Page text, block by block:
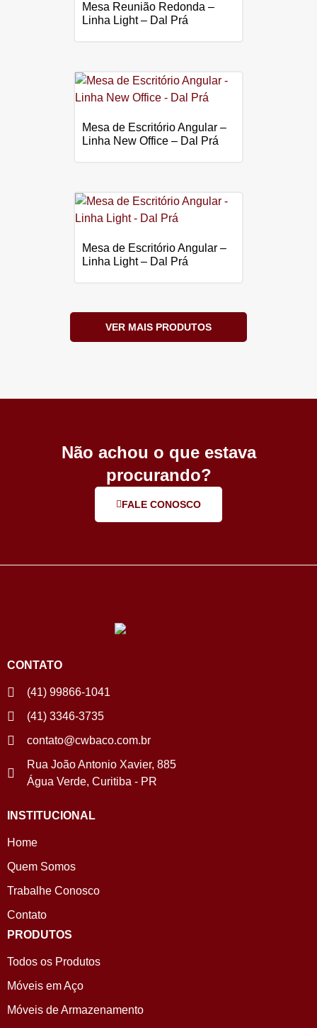
Mesa Reunião Redonda –
Linha Light – Dal Prá
Mesa de Escritório Angular –
Linha New Office – Dal Prá
Mesa de Escritório Angular –
Linha Light – Dal Prá
VER MAIS PRODUTOS
Não achou o que estava
procurando?
FALE CONOSCO
CONTATO
(41) 99866-1041
(41) 3346-3735
contato@cwbaco.com.br
Rua João Antonio Xavier, 885
Água Verde, Curitiba - PR
INSTITUCIONAL
Home
Quem Somos
Trabalhe Conosco
Contato
PRODUTOS
Todos os Produtos
Móveis em Aço
Móveis de Armazenamento